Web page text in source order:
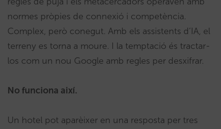
normes pròpies de connexió i competència.
Complex, però conegut. Amb els assistents d’IA, el
terreny es torna a moure. I la temptació és tractar-
los com un nou Google amb regles per desxifrar.
No funciona així.
Un hotel pot aparèixer en una resposta per tres